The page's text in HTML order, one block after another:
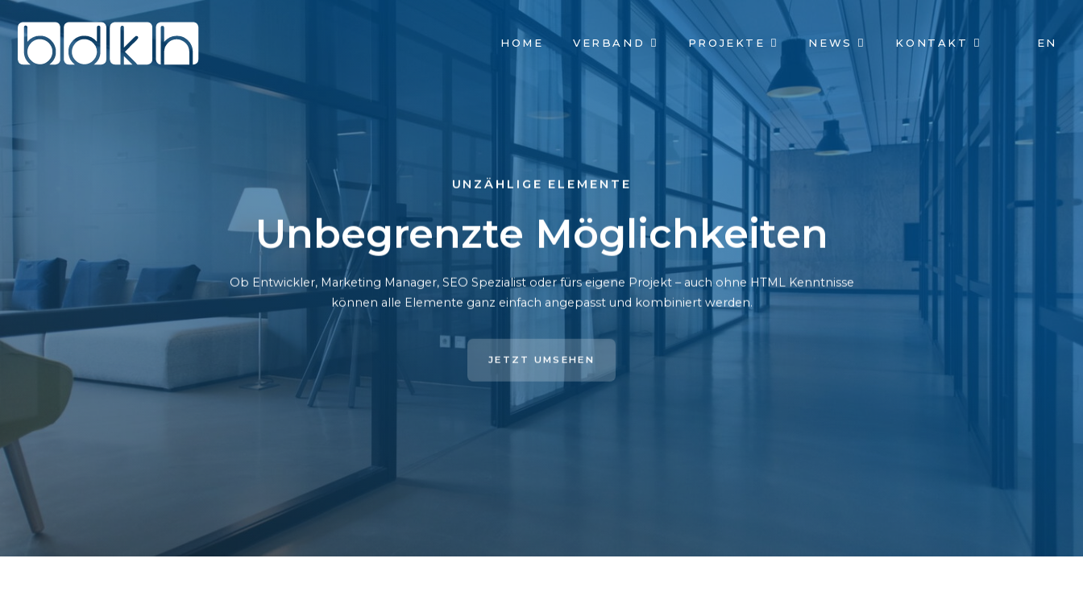
NAVIGATION
ÜBERSPRINGEN
HOME VERBAND PROJEKTE NEWS KONTAKT EN
UNZÄHLIGE ELEMENTE
Unbegrenzte Möglichkeiten
Ob Entwickler, Marketing Manager, SEO Spezialist oder fürs eigene Projekt – auch ohne HTML Kenntnisse
können alle Elemente ganz einfach angepasst und kombiniert werden.
JETZT UMSEHEN